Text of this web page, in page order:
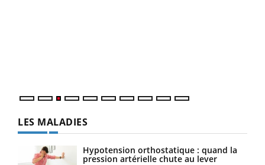
LES MALADIES
Hypotension orthostatique : quand la
pression artérielle chute au lever